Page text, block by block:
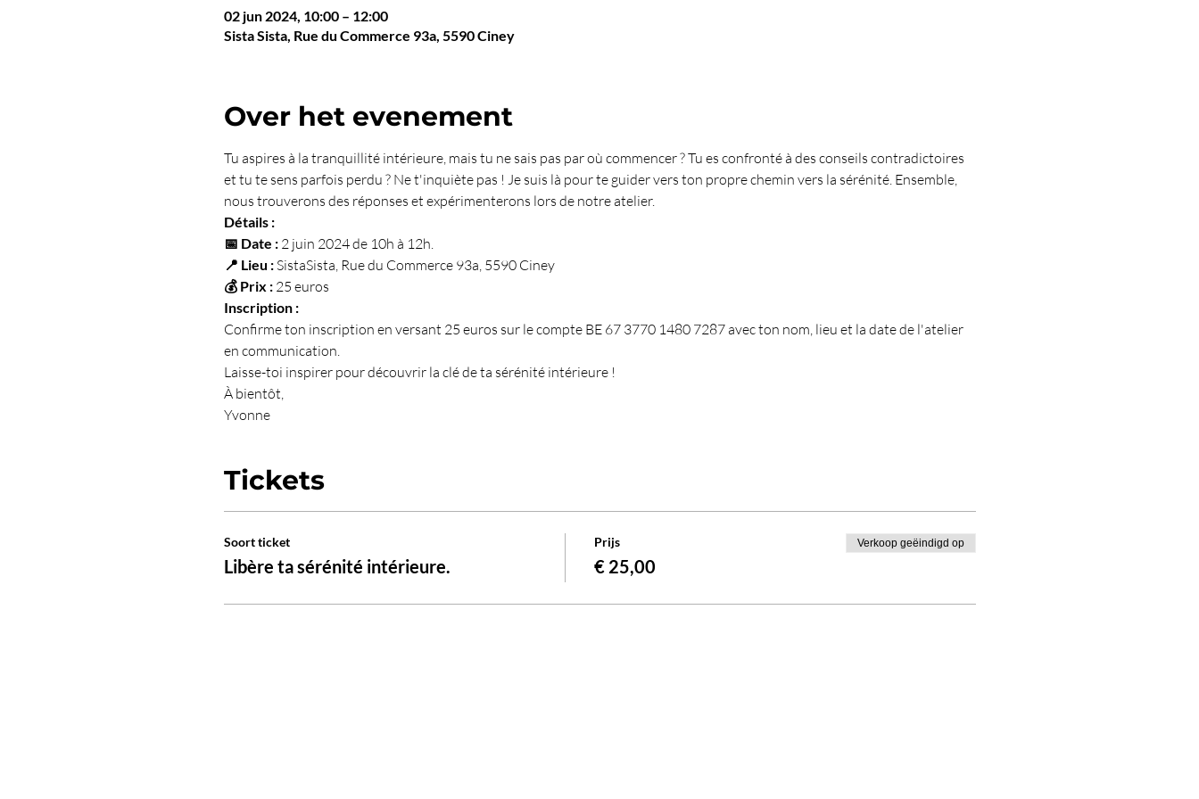
02 jun 2024, 10:00 – 12:00
Sista Sista, Rue du Commerce 93a, 5590 Ciney
Over het evenement
Tu aspires à la tranquillité intérieure, mais tu ne sais pas par où commencer ? Tu es confronté à des conseils contradictoires
et tu te sens parfois perdu ? Ne t'inquiète pas ! Je suis là pour te guider vers ton propre chemin vers la sérénité. Ensemble,
nous trouverons des réponses et expérimenterons lors de notre atelier.
Détails :
📅 Date : 2 juin 2024 de 10h à 12h.
📍 Lieu : SistaSista, Rue du Commerce 93a, 5590 Ciney
💰 Prix : 25 euros
Inscription :
Confirme ton inscription en versant 25 euros sur le compte BE 67 3770 1480 7287 avec ton nom, lieu et la date de l'atelier
en communication.
Laisse-toi inspirer pour découvrir la clé de ta sérénité intérieure !
À bientôt,
Yvonne
Tickets
Soort ticket
Libère ta sérénité intérieure.
Prijs
€ 25,00
Verkoop geëindigd op